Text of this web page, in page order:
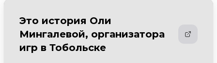
Это история Оли
Мингалевой, организатора
игр в Тобольске